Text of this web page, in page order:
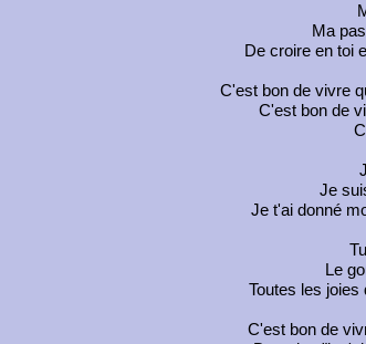
Ma
De croire en toi
C'est bon de vivre
C'est bon de
Je
Je t'ai donné
Le
Toutes les joies
C'est bon de